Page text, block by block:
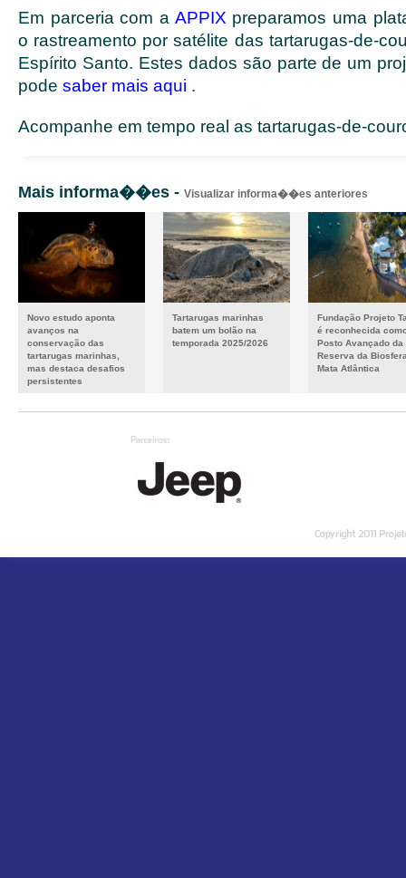
Em parceria com a APPIX preparamos uma
o rastreamento por satélite das tartarugas-de-
Espírito Santo. Estes dados são parte de um
pode saber mais aqui .
Acompanhe em tempo real as tartarugas-de-
Mais informa��es - Visualizar informa��es anteriores
Novo estudo aponta
avanços na
conservação das
tartarugas marinhas,
mas destaca desafios
persistentes
Tartarugas marinhas
batem um bolão na
temporada 2025/2026
Fundação Projeto
é reconhecida
Posto Avançado da
Reserva da
Mata Atlântica